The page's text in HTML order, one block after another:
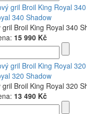
340 Shadow
gril Broil King Royal 340
15 990 Kč
320 Shadow
gril Broil King Royal 320
13 490 Kč